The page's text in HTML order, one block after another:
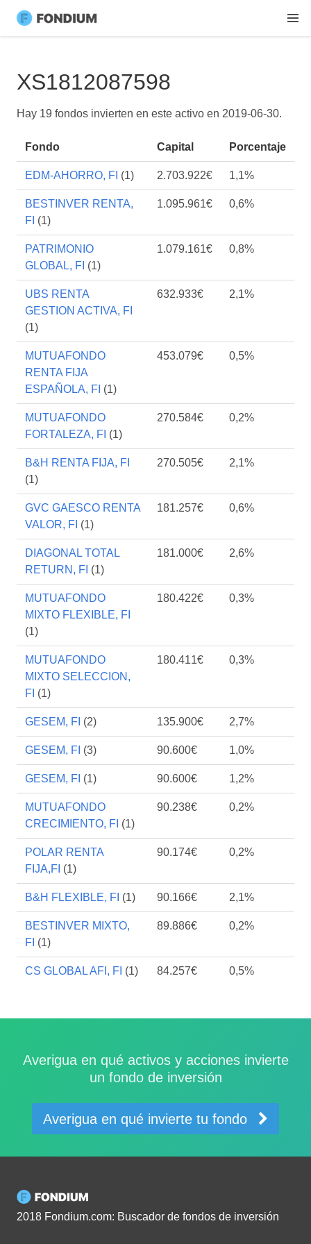
XS1812087598
Hay 19 fondos invierten en este activo en 2019-06-30.
Fondo Capital Porcentaje
EDM-AHORRO, FI (1) 2.703.922€ 1,1%
BESTINVER RENTA,
FI (1)
1.095.961€ 0,6%
PATRIMONIO
GLOBAL, FI (1)
1.079.161€ 0,8%
UBS RENTA
GESTION ACTIVA, FI
(1)
632.933€ 2,1%
MUTUAFONDO
RENTA FIJA
ESPAÑOLA, FI (1)
453.079€ 0,5%
MUTUAFONDO
FORTALEZA, FI (1)
270.584€ 0,2%
B&H RENTA FIJA, FI
(1)
270.505€ 2,1%
GVC GAESCO RENTA
VALOR, FI (1)
181.257€ 0,6%
DIAGONAL TOTAL
RETURN, FI (1)
181.000€ 2,6%
MUTUAFONDO
MIXTO FLEXIBLE, FI
(1)
180.422€ 0,3%
MUTUAFONDO
MIXTO SELECCION,
FI (1)
180.411€ 0,3%
GESEM, FI (2) 135.900€ 2,7%
GESEM, FI (3) 90.600€ 1,0%
GESEM, FI (1) 90.600€ 1,2%
MUTUAFONDO
CRECIMIENTO, FI (1)
90.238€ 0,2%
POLAR RENTA
FIJA,FI (1)
90.174€ 0,2%
B&H FLEXIBLE, FI (1) 90.166€ 2,1%
BESTINVER MIXTO,
FI (1)
89.886€ 0,2%
CS GLOBAL AFI, FI (1) 84.257€ 0,5%
Averigua en qué activos y acciones invierte
un fondo de inversión
Averigua en qué invierte tu fondo
2018 Fondium.com: Buscador de fondos de inversión